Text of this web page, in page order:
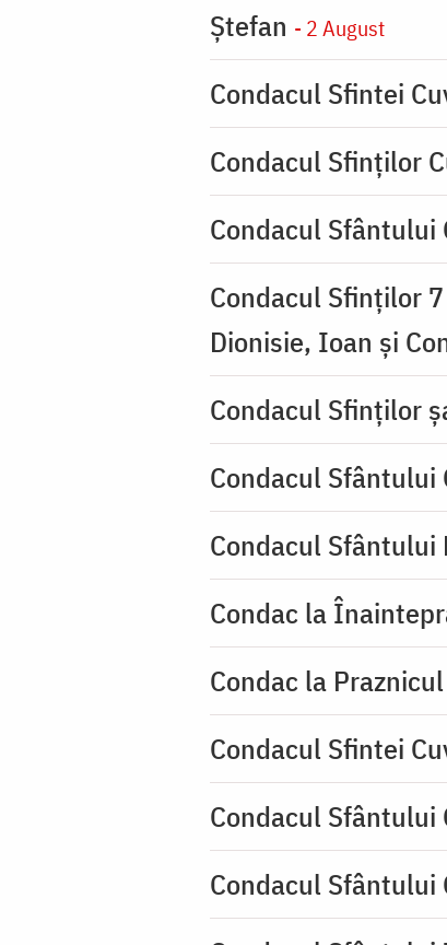
Ştefan - 2 August
Condacul Sfintei
Condacul Sfinţilor
Condacul
Condacul Sfinţilor
Dionisie, Ioan şi
Condacul Sfinţilor
Condacul Sfântului
Condacul Sfântului
Condac la
Condac la
Condacul Sfintei
Condacul Sfântului
Condacul Sfântului